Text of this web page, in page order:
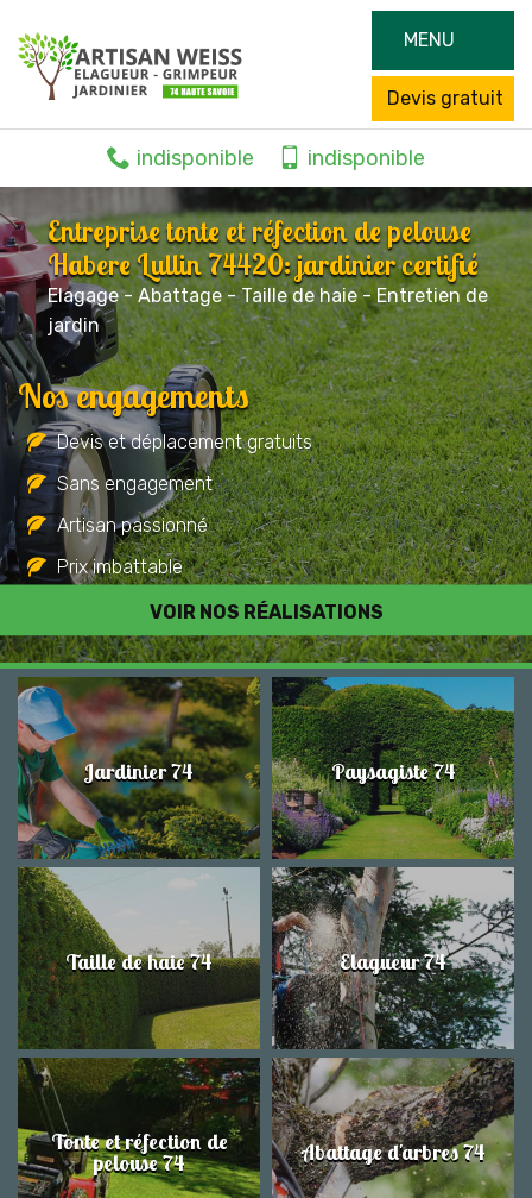
MENU
Devis gratuit
indisponible indisponible
Entreprise tonte et réfection de pelouse
Habere Lullin 74420: jardinier certifié
Elagage - Abattage - Taille de haie - Entretien de
jardin
VOIR NOS RÉALISATIONS
Nos engagements
Devis et déplacement gratuits
Sans engagement
Artisan passionné
Prix imbattable
Travail de qualité
Jardinier 74 Paysagiste 74
Taille de haie 74 Elagueur 74
Tonte et réfection de
pelouse 74 Abattage d'arbres 74